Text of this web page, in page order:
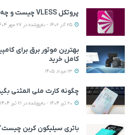
پروتکل VLESS چیست و چه کاربردهایی دارد؟
بهترین موتور برق برای
کامل خرید
چگونه کارت ملی المثنی
باتری سیلیکون کربن